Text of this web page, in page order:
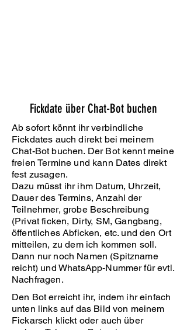
Fickdate über Chat-Bot buchen
Ab sofort könnt ihr verbindliche
Fickdates auch direkt bei meinem
Chat-Bot buchen. Der Bot kennt meine
freien Termine und kann Dates direkt
fest zusagen.
Dazu müsst ihr ihm Datum, Uhrzeit,
Dauer des Termins, Anzahl der
Teilnehmer, grobe Beschreibung
(Privat ficken, Dirty, SM, Gangbang,
öffentliches Abficken, etc. und den Ort
mitteilen, zu dem ich kommen soll.
Dann nur noch Namen (Spitzname
reicht) und WhatsApp-Nummer für evtl.
Nachfragen.
Den Bot erreicht ihr, indem ihr einfach
unten links auf das Bild von meinem
Fickarsch klickt oder auch über